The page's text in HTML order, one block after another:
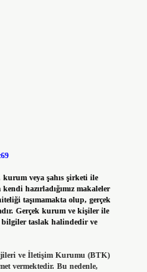
veya şahıs şirketi ile
hazırladığımız makaleler
taşımamakta olup, gerçek
Gerçek kurum ve kişiler ile
bilgiler taslak halindedir ve
ve İletişim Kurumu (BTK)
vermektedir. Bu nedenle,